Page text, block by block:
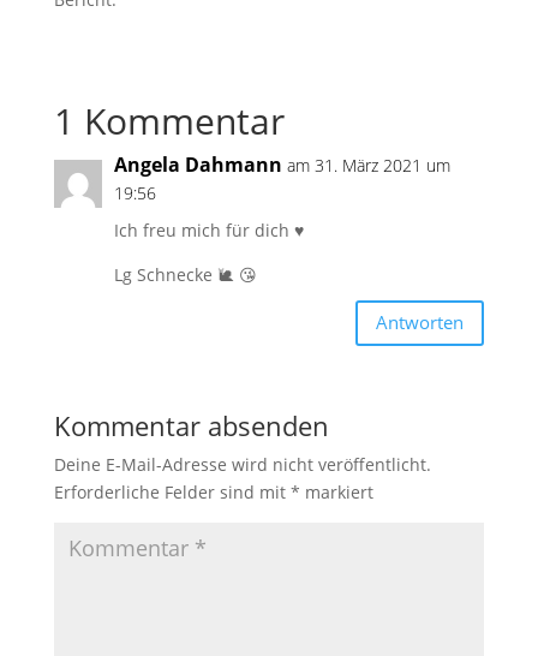
1 Kommentar
Angela Dahmann am 31. März 2021 um
19:56
Ich freu mich für dich ♥️
Lg Schnecke 🐌 😘
Antworten
Kommentar absenden
Deine E-Mail-Adresse wird nicht veröffentlicht.
Erforderliche Felder sind mit * markiert